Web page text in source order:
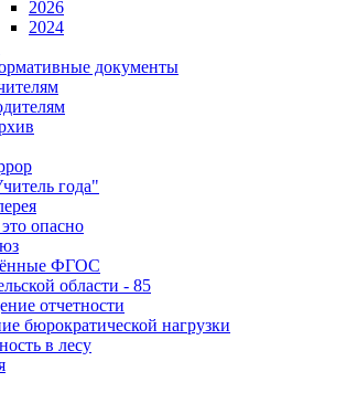
2026
2024
документы
года"
опасно
ФГОС
области - 85
отчетности
бюрократической нагрузки
в лесу